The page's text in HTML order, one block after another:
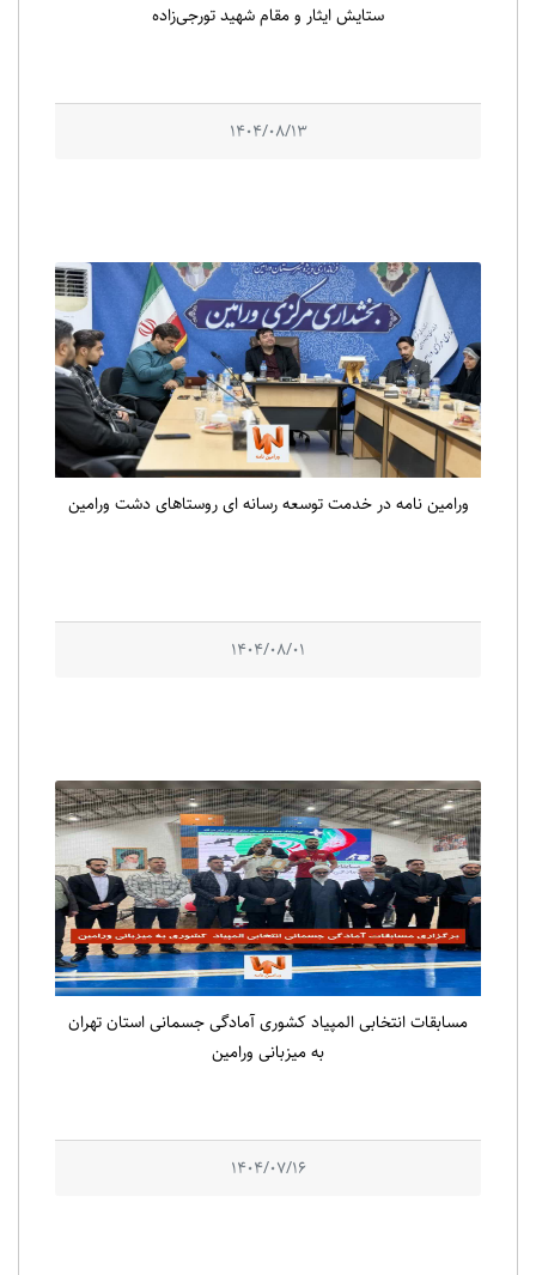
ستایش ایثار و مقام شهید تورجی‌زاده
1404/08/13
ورامین نامه در خدمت توسعه رسانه ای روستاهای دشت ورامین
1404/08/01
مسابقات انتخابی المپیاد کشوری آمادگی جسمانی استان تهران
به میزبانی ورامین
1404/07/16